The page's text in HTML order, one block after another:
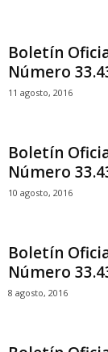
Boletín
Número
11 agosto, 2016
Boletín
Número
10 agosto, 2016
Boletín
Número
8 agosto, 2016